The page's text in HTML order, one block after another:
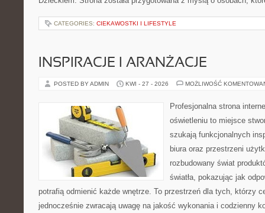
CATEGORIES: CIEKAWOSTKI I LIFESTYLE
INSPIRACJE I ARANŻACJE
POSTED BY ADMIN KWI - 27 - 2026 MOŻLIWOŚĆ
Profesjonalna strona
oświetleniu to miejsce
szukają funkcjonalnych
biura oraz przestrzeni
rozbudowany świat
światła, pokazując jak
potrafią odmienić każde wnętrze. To przestrzeń dla tych, którzy
jednocześnie zwracają uwagę na jakość wykonania i codzienny